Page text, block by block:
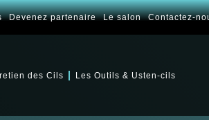
Devenez partenaire Le salon Contactez-
des Cils Les Outils & Usten-cils